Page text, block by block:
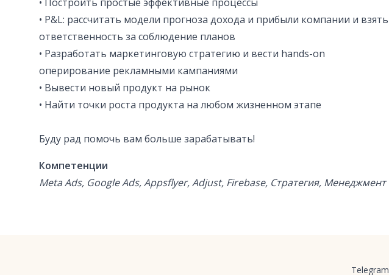
• P&L: рассчитать модели прогноза дохода и прибыли компании и взять
ответственность за соблюдение планов
• Разработать маркетинговую стратегию и вести hands-on
оперирование рекламными кампаниями
• Вывести новый продукт на рынок
• Найти точки роста продукта на любом жизненном этапе
Буду рад помочь вам больше зарабатывать!
Компетенции
Meta Ads, Google Ads, Appsflyer, Adjust, Firebase, Стратегия, Менеджмент
Telegram